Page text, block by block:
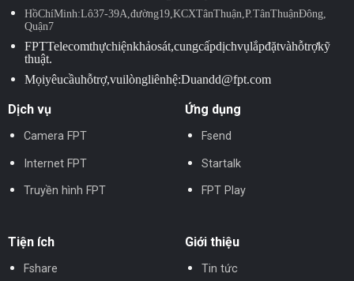
Hồ Chí Minh: Lô 37-39A, đường 19, KCX Tân Thuận, P. Tân Thuận Đông,
Quận 7
FPT Telecom thực hiện khảo sát, cung cấp dịch vụ lắp đặt và hỗ trợ kỹ
thuật.
Mọi yêu cầu hỗ trợ, vui lòng liên hệ: Duandd@fpt.com
Dịch vụ
Camera FPT
Internet FPT
Truyền hình FPT
Ứng dụng
Fsend
Startalk
FPT Play
Tiện ích
Fshare
Giới thiệu
Tin tức